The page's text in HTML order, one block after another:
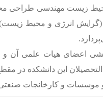
زیست مهندسی
هیات علمی آن و از
التحصیلان این
و موسسات و کارخانجات